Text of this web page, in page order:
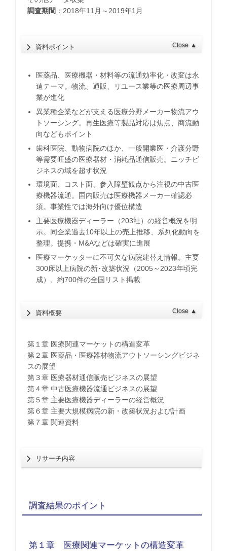
調査期間 ：2018年11月～2019年1月
資料ポイント Close ▲
医薬品、医療機器・材料等の流通効率化・改変は永
遠テーマ。物流、通販、リユース業等の医療周辺事
業が進化
異業種企業などが支える医療分野メーカー物流アウ
トソーシング。再生医療等製品対応は焦点、商流動
向などもポイント
歯科医院、動物病院のほか、一般開業医・介護分野
等需要旺盛の医療器材・消耗品通信販売。ニッチビ
ジネスの域を超す状況
環境面、コスト面、参入障壁観点から注視の中古医
療機器流通。国内販売は医療機器メーカー確認必
須。事業性では海外向け優位構造
主要医療機器ディーラー（203社）の経営概況を明
示。同企業過去10年以上の売上推移、系列化動向を
整理。提携・M&Aなどは確実に進展
医療マーケッターに不可欠な病院建替え情報。主要
300床以上病院の新･改築状況（2005～2023年頃完
成）、約700件の全国リスト掲載
資料概要 Close ▲
第１章 医療関連マーケットの構造変革
第２章 医薬品・医療器材物流アウトソーシングビジネ
スの展望
第３章 医療器材通信販売ビジネスの展望
第４章 中古医療機器流通ビジネスの展望
第５章 主要医療機器ディーラーの経営概況
第６章 主要大規模病院の新・改築状況および計画
第７章 関連資料
リサーチ内容
調査結果のポイント
第１章 医療関連マーケットの構造変革